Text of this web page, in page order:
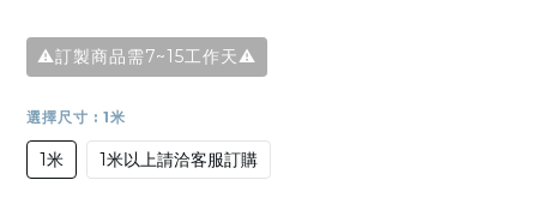
⚠️訂製商品需7~15工作天⚠️
選擇尺寸 : 1米
1米 1米以上請洽客服訂購